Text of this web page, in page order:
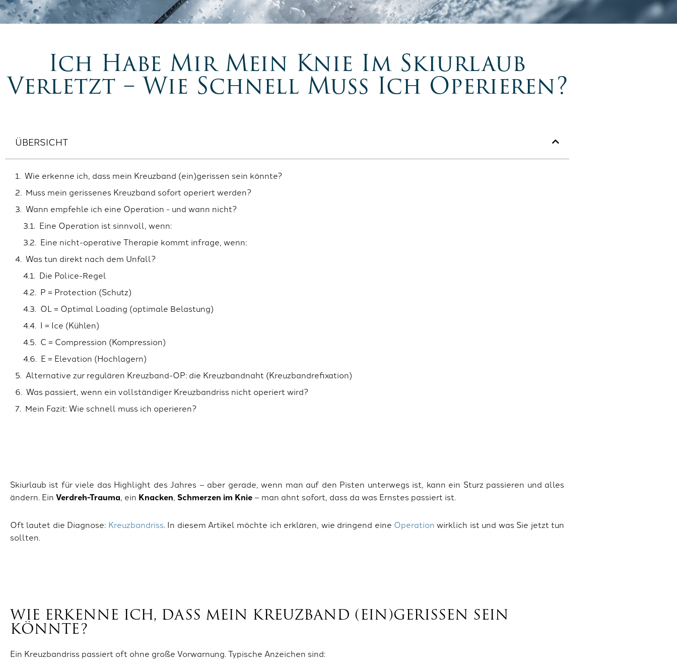
Ich Habe Mir Mein Knie Im Skiurlaub
Verletzt – Wie Schnell Muss Ich Operieren?
ÜBERSICHT
Wie erkenne ich, dass mein Kreuzband (ein)gerissen sein könnte?
Muss mein gerissenes Kreuzband sofort operiert werden?
Wann empfehle ich eine Operation - und wann nicht?
Eine Operation ist sinnvoll, wenn:
Eine nicht-operative Therapie kommt infrage, wenn:
Was tun direkt nach dem Unfall?
Die Police-Regel
P = Protection (Schutz)
OL = Optimal Loading (optimale Belastung)
I = Ice (Kühlen)
C = Compression (Kompression)
E = Elevation (Hochlagern)
Alternative zur regulären Kreuzband-OP: die Kreuzbandnaht (Kreuzbandrefixation)
Was passiert, wenn ein vollständiger Kreuzbandriss nicht operiert wird?
Mein Fazit: Wie schnell muss ich operieren?
Skiurlaub ist für viele das Highlight des Jahres – aber gerade, wenn man auf den Pisten unterwegs ist, kann ein Sturz passieren und alles
ändern. Ein Verdreh-Trauma, ein Knacken, Schmerzen im Knie – man ahnt sofort, dass da was Ernstes passiert ist.
Oft lautet die Diagnose: Kreuzbandriss. In diesem Artikel möchte ich erklären, wie dringend eine Operation wirklich ist und was Sie jetzt tun
sollten.
WIE ERKENNE ICH, DASS MEIN KREUZBAND (EIN)GERISSEN SEIN
KÖNNTE?
Ein Kreuzbandriss passiert oft ohne große Vorwarnung. Typische Anzeichen sind: